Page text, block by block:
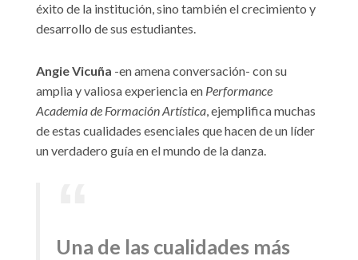
éxito de la institución, sino también el crecimiento y
desarrollo de sus estudiantes.
Angie Vicuña -en amena conversación- con su
amplia y valiosa experiencia en Performance
Academia de Formación Artística, ejemplifica muchas
de estas cualidades esenciales que hacen de un líder
un verdadero guía en el mundo de la danza.
Una de las cualidades más